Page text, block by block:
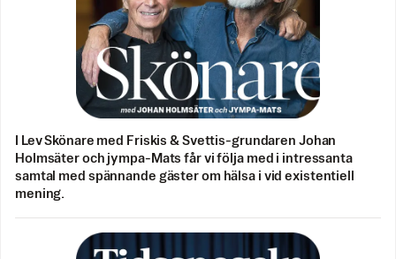
I Lev Skönare med Friskis & Svettis-grundaren Johan
Holmsäter och jympa-Mats får vi följa med i intressanta
samtal med spännande gäster om hälsa i vid existentiell
mening.